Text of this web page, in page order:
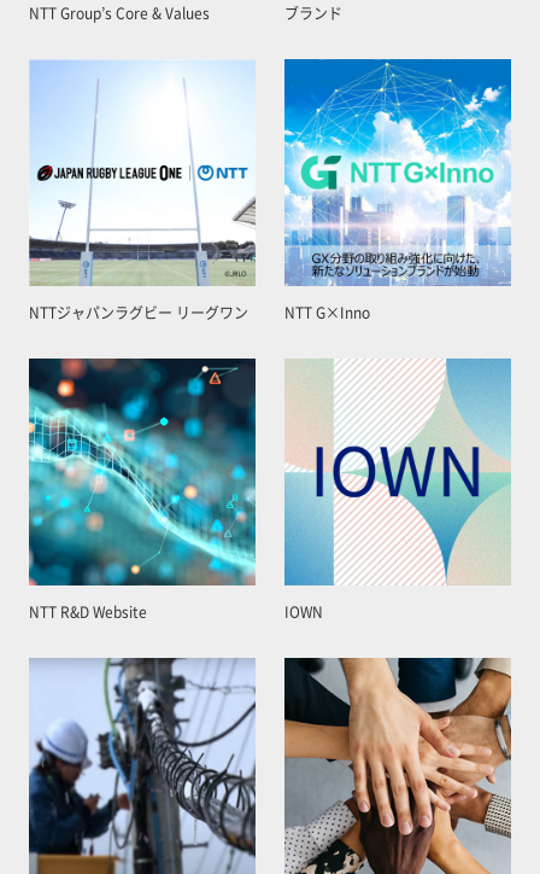
NTT Group’s Core & Values ブランド
NTTジャパンラグビー リーグワン NTT G×Inno
NTT R&D Website IOWN